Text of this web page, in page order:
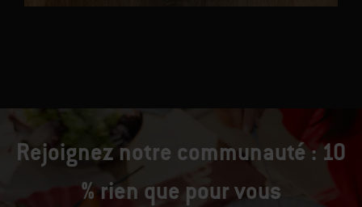
Rejoignez notre communauté : 10
% rien que pour vous